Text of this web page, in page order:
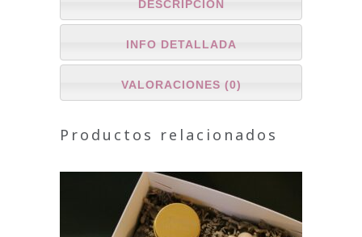
DESCRIPCIÓN
INFO DETALLADA
VALORACIONES (0)
Productos relacionados